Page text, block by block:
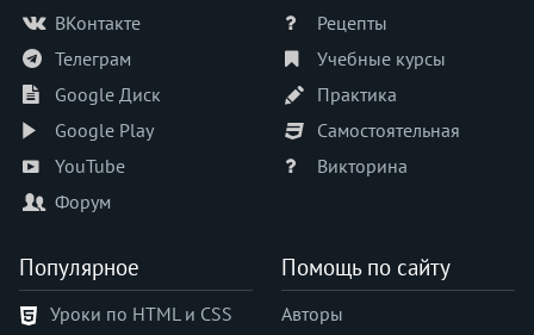
ВКонтакте
Телеграм
Google Диск
Google Play
YouTube
Форум
Рецепты
Учебные курсы
Практика
Самостоятельная
Викторина
Популярное
Уроки по HTML и CSS
Помощь по сайту
Авторы